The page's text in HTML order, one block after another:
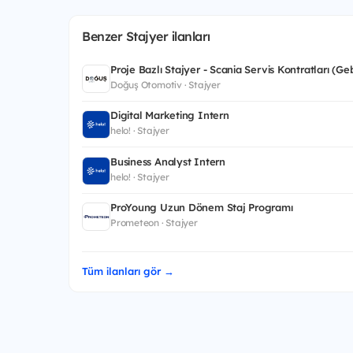
Benzer Stajyer ilanları
Proje Bazlı Stajyer - Scania Servis Kontratları
Doğuş Otomotiv · Stajyer
Digital Marketing Intern
helo! · Stajyer
Business Analyst Intern
helo! · Stajyer
ProYoung Uzun Dönem Staj Programı
Prometeon · Stajyer
Tüm ilanları gör →